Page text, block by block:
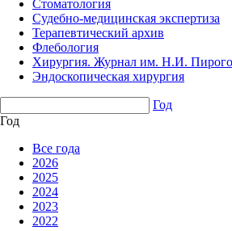
Стоматология
Судебно-медицинская экспертиза
Терапевтический архив
Флебология
Хирургия. Журнал им. Н.И.
Эндоскопическая хирургия
Год
Год
Все года
2026
2025
2024
2023
2022